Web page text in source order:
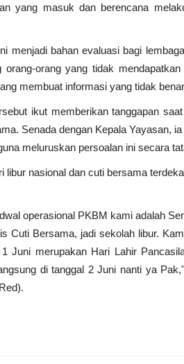
yang masuk dan berencana
menjadi bahan evaluasi bagi
orang yang tidak
membuat informasi yang tidak
ikut memberikan tanggapan
Senada dengan Kepala Yayasan,
meluruskan persoalan ini secara
libur nasional dan cuti bersama
operasional PKBM kami adalah
Cuti Bersama, jadi sekolah libur.
Juni merupakan Hari Lahir
di tanggal 2 Juni nanti ya